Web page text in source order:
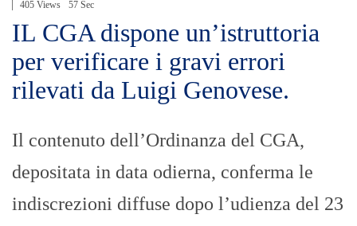
405 Views 57 Sec
IL CGA dispone un’istruttoria
per verificare i gravi errori
rilevati da Luigi Genovese.
Il contenuto dell’Ordinanza del CGA,
depositata in data odierna, conferma le
indiscrezioni diffuse dopo l’udienza del 23